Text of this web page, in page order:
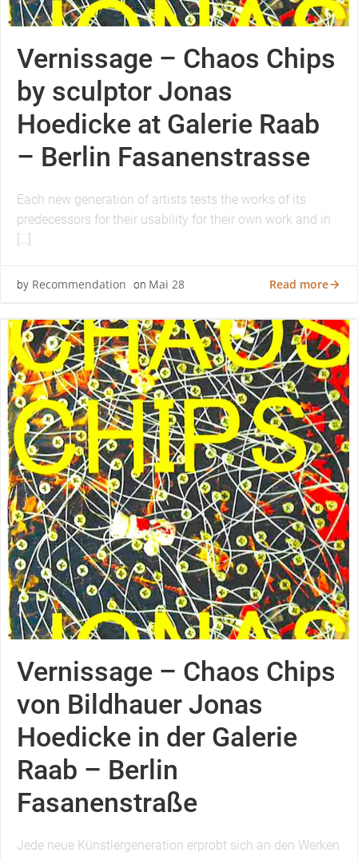
Vernissage – Chaos Chips
by sculptor Jonas
Hoedicke at Galerie Raab
– Berlin Fasanenstrasse
Each new generation of artists tests the works of its
predecessors for their usability for their own work and in
[…]
by Recommendation on Mai 28 Read more
Vernissage – Chaos Chips
von Bildhauer Jonas
Hoedicke in der Galerie
Raab – Berlin
Fasanenstraße
Jede neue Künstlergeneration erprobt sich an den Werken